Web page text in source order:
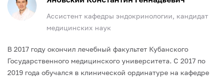
Ассистент кафедры эндокринологии, кандидат
медицинских наук
В 2017 году окончил лечебный факультет Кубанского
Государственного медицинского университета. С 2017 по
2019 года обучался в клинической ординатуре на кафедре